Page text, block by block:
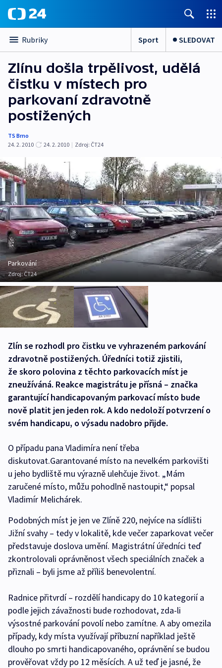
Rubriky Sport SLEDOVAT
Zlínu došla trpělivost, udělá
čistku v místech pro
parkovaní zdravotně
postižených
TS Brno
24. 2. 2010
24. 2. 2010 | Zdroj: ČT24
Parkování
Zdroj:ČT24
Zlín se rozhodl pro čistku ve vyhrazeném parkování
zdravotně postižených. Úředníci totiž zjistili,
že skoro polovina z těchto parkovacích míst je
zneužíváná. Reakce magistrátu je přísná – značka
garantující handicapovaným parkovací místo bude
nově platit jen jeden rok. A kdo nedoloží potvrzení o
svém handicapu, o výsadu nadobro přijde.
O případu pana Vladimíra není třeba
diskutovat.Garantované místo na nevelkém parkovišti
u jeho bydliště mu výrazně ulehčuje život. „Mám
zaručené místo, můžu pohodlně nastoupit,“ popsal
Vladimír Melichárek.
Podobných míst je jen ve Zlíně 220, nejvíce na sídlišti
Jižní svahy – tedy v lokalitě, kde večer zaparkovat večer
představuje doslova umění. Magistrátní úředníci teď
zkontrolovali oprávněnost všech speciálních značek a
přiznali – byli jsme až příliš benevolentní.
Radnice přitvrdí – rozdělí handicapy do 10 kategorií a
podle jejich závažnosti bude rozhodovat, zda-li
výsostné parkování povolí nebo zamítne. A aby omezila
případy, kdy místa využívají příbuzní například ještě
dlouho po smrti handicapovaného, oprávnění se budou
prověřovat vždy po 12 měsících. A už teď je jasné, že